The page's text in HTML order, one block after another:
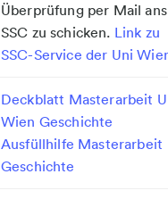
Überprüfung per Mail ans
SSC zu schicken. Link zu
SSC-Service der Uni
Deckblatt Masterarbeit
Wien Geschichte
Ausfüllhilfe Masterarbeit
Geschichte